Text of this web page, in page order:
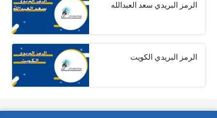
الرمز البريدي سعد العبدالله
الرمز البريدي الكويت